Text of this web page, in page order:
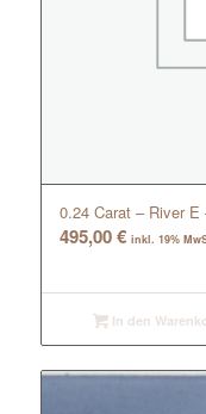
0.24 Carat – River
495,00€ inkl. 19%
In den